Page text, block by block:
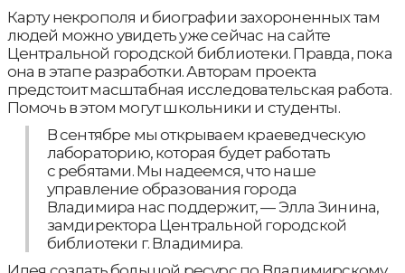
Карту некрополя и биографии захороненных там
людей можно увидеть уже сейчас на сайте
Центральной городской библиотеки. Правда, пока
она в этапе разработки. Авторам проекта
предстоит масштабная исследовательская работа.
Помочь в этом могут школьники и студенты.
В сентябре мы открываем краеведческую
лабораторию, которая будет работать
с ребятами. Мы надеемся, что наше
управление образования города
Владимира нас поддержит, — Элла Зинина,
замдиректора Центральной городской
библиотеки г. Владимира.